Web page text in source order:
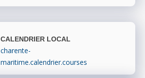
CALENDRIER LOCAL
charente-
maritime.calendrier.courses